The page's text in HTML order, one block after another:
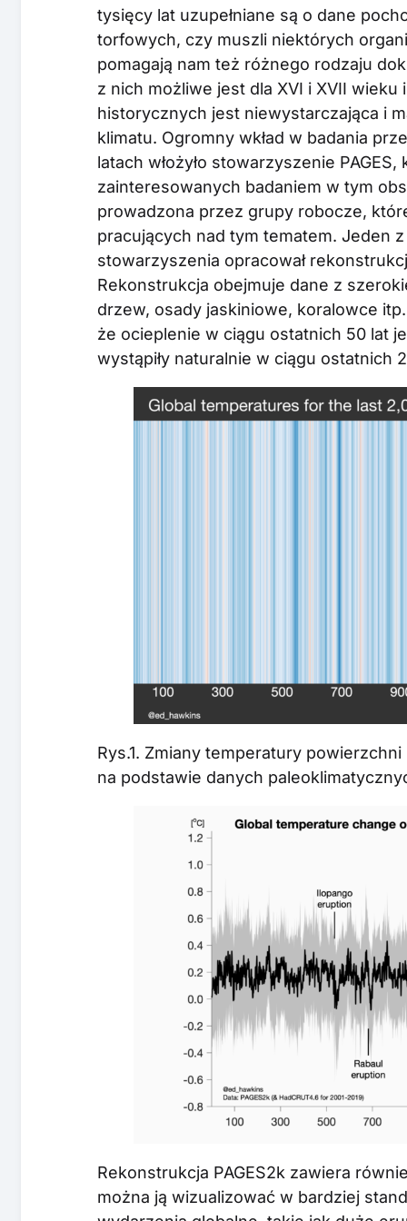
tysięcy lat uzupełniane są o dane
torfowych, czy muszli niektórych
pomagają nam też różnego rodzaju
z nich możliwe jest dla XVI i XVII
historycznych jest niewystarczająca i
klimatu. Ogromny wkład w badania
latach włożyło stowarzyszenie
zainteresowanych badaniem w tym
prowadzona przez grupy robocze,
pracujących nad tym tematem. Jeden z
stowarzyszenia opracował
Rekonstrukcja obejmuje dane z
drzew, osady jaskiniowe, koralowce
że ocieplenie w ciągu ostatnich 50 lat
wystąpiły naturalnie w ciągu ostatnich
Rys.1. Zmiany temperatury
na podstawie danych
Rekonstrukcja PAGES2k zawiera
można ją wizualizować w bardziej